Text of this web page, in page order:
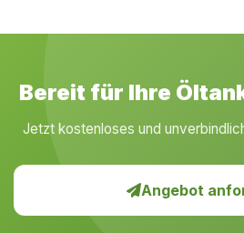
Bereit für Ihre
Jetzt kostenloses und
Angebot